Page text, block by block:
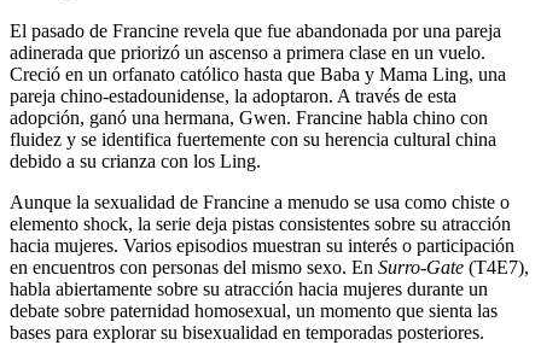
El pasado de Francine revela que fue abandonada por una pareja
adinerada que priorizó un ascenso a primera clase en un vuelo.
Creció en un orfanato católico hasta que Baba y Mama Ling, una
pareja chino-estadounidense, la adoptaron. A través de esta
adopción, ganó una hermana, Gwen. Francine habla chino con
fluidez y se identifica fuertemente con su herencia cultural china
debido a su crianza con los Ling.
Aunque la sexualidad de Francine a menudo se usa como chiste o
elemento shock, la serie deja pistas consistentes sobre su atracción
hacia mujeres. Varios episodios muestran su interés o participación
en encuentros con personas del mismo sexo. En Surro-Gate (T4E7),
habla abiertamente sobre su atracción hacia mujeres durante un
debate sobre paternidad homosexual, un momento que sienta las
bases para explorar su bisexualidad en temporadas posteriores.